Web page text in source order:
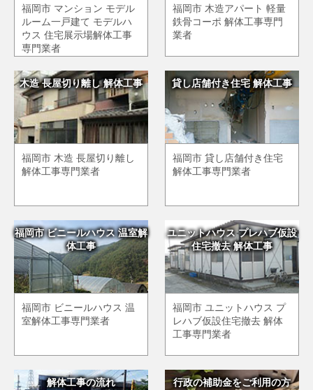
福岡市 マンション モデル
ルーム一戸建て モデルハ
ウス 住宅展示場解体工事
専門業者
福岡市 木造アパート 軽量
鉄骨コーポ 解体工事専門
業者
木造 長屋切り離し 解体工事
福岡市 木造 長屋切り離し
解体工事専門業者
貸し店舗付き住宅 解体工事
福岡市 貸し店舗付き住宅
解体工事専門業者
福岡市 ビニールハウス 温室解
体工事
福岡市 ビニールハウス 温
室解体工事専門業者
ユニットハウス プレハブ仮設
住宅撤去 解体工事
福岡市 ユニットハウス プ
レハブ仮設住宅撤去 解体
工事専門業者
解体工事の流れ 行政の補助金をご利用の方